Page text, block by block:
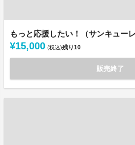
もっと応援したい！（サンキューレ
¥15,000 (税込)残り10
販売終了